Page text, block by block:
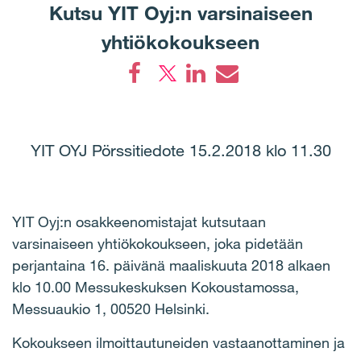
Kutsu YIT Oyj:n varsinaiseen
yhtiökokoukseen
YIT OYJ Pörssitiedote 15.2.2018 klo 11.30
YIT Oyj:n osakkeenomistajat kutsutaan
varsinaiseen yhtiökokoukseen, joka pidetään
perjantaina 16. päivänä maaliskuuta 2018 alkaen
klo 10.00 Messukeskuksen Kokoustamossa,
Messuaukio 1, 00520 Helsinki.
Kokoukseen ilmoittautuneiden vastaanottaminen ja